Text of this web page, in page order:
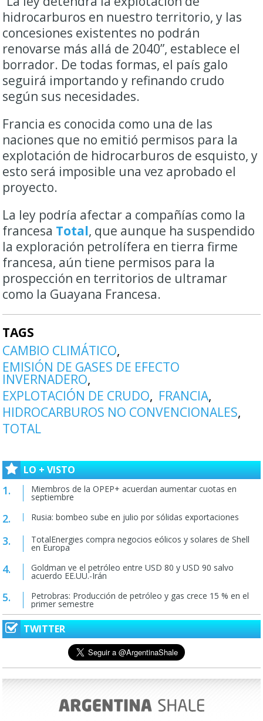
hidrocarburos en nuestro territorio, y las
concesiones existentes no podrán
renovarse más allá de 2040”, establece el
borrador. De todas formas, el país galo
seguirá importando y refinando crudo
según sus necesidades.
Francia es conocida como una de las
naciones que no emitió permisos para la
explotación de hidrocarburos de esquisto, y
esto será imposible una vez aprobado el
proyecto.
La ley podría afectar a compañías como la
francesa Total, que aunque ha suspendido
la exploración petrolífera en tierra firme
francesa, aún tiene permisos para la
prospección en territorios de ultramar
como la Guayana Francesa.
TAGS
CAMBIO CLIMÁTICO
EMISIÓN DE GASES DE EFECTO
INVERNADERO
EXPLOTACIÓN DE CRUDO
FRANCIA
HIDROCARBUROS NO CONVENCIONALES
TOTAL
LO + VISTO
Miembros de la OPEP+ acuerdan aumentar cuotas en
septiembre
Rusia: bombeo sube en julio por sólidas exportaciones
TotalEnergies compra negocios eólicos y solares de Shell
en Europa
Goldman ve el petróleo entre USD 80 y USD 90 salvo
acuerdo EE.UU.-Irán
Petrobras: Producción de petróleo y gas crece 15 % en el
primer semestre
TWITTER